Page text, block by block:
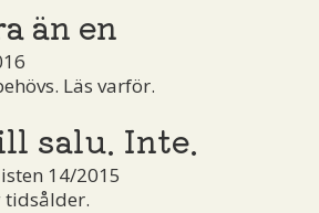
än en
Läs varför.
salu. Inte.
14/2015
tidsålder.